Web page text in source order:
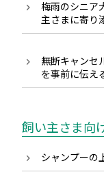
梅雨のシニア
主さまに寄り
無断キャンセ
を事前に伝え
飼い主さま向
シャンプーの